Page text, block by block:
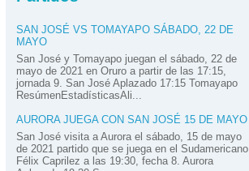
SAN JOSÉ VS TOMAYAPO SÁBADO, 22 DE
MAYO
San José y Tomayapo juegan el sábado, 22 de
mayo de 2021 en Oruro a partir de las 17:15,
jornada 9. San José Aplazado 17:15 Tomayapo
ResúmenEstadísticasAli...
AURORA JUEGA CON SAN JOSÉ 15 DE MAYO
San José visita a Aurora el sábado, 15 de mayo
de 2021 partido que se juega en el Sudamericano
Félix Caprilez a las 19:30, fecha 8. Aurora